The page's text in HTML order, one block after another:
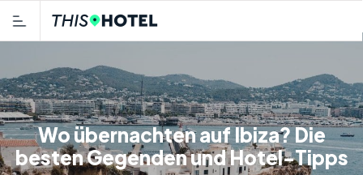
Wo übernachten auf Ibiza? Die
besten Gegenden und Hotel-Tipps